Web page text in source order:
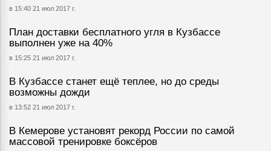
в 15:40 21 июл 2017 г.
План доставки бесплатного угля в Кузбассе
выполнен уже на 40%
в 15:25 21 июл 2017 г.
В Кузбассе станет ещё теплее, но до среды
возможны дожди
в 13:52 21 июл 2017 г.
В Кемерове установят рекорд России по самой
массовой тренировке боксёров